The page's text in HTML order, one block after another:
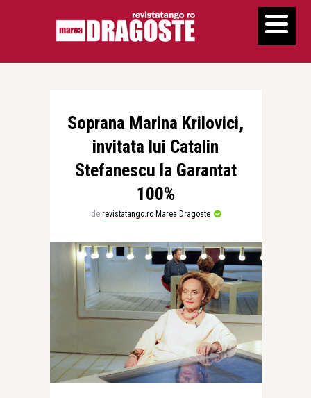
Soprana Marina Krilovici,
invitata lui Catalin
Stefanescu la Garantat
100%
de revistatango.ro Marea Dragoste